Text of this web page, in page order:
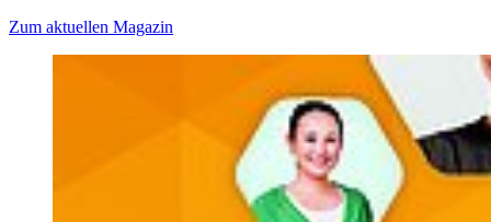
Zum aktuellen Magazin